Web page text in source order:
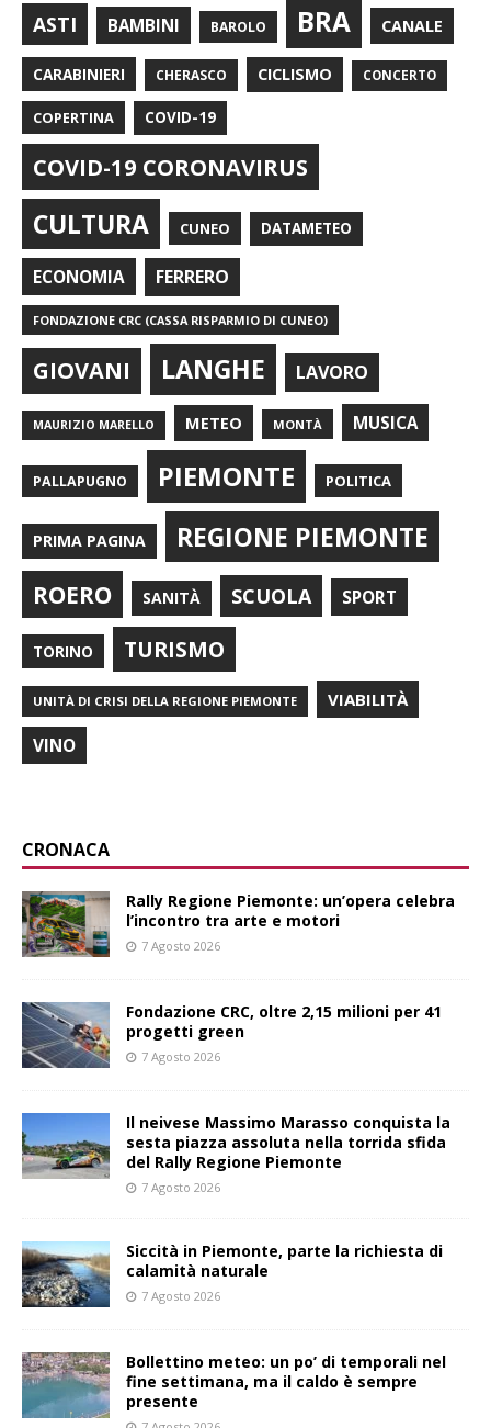
ASTI BAMBINI BAROLO BRA CANALE
CARABINIERI CHERASCO CICLISMO CONCERTO
COPERTINA COVID-19
COVID-19 CORONAVIRUS
CULTURA CUNEO DATAMETEO
ECONOMIA FERRERO
FONDAZIONE CRC (CASSA RISPARMIO DI CUNEO)
GIOVANI LANGHE LAVORO
MAURIZIO MARELLO METEO MONTÀ MUSICA
PALLAPUGNO PIEMONTE POLITICA
PRIMA PAGINA REGIONE PIEMONTE
ROERO SANITÀ SCUOLA SPORT
TORINO TURISMO
UNITÀ DI CRISI DELLA REGIONE PIEMONTE VIABILITÀ
VINO
CRONACA
Rally Regione Piemonte: un’opera celebra
l’incontro tra arte e motori
7 Agosto 2026
Fondazione CRC, oltre 2,15 milioni per 41
progetti green
7 Agosto 2026
Il neivese Massimo Marasso conquista la
sesta piazza assoluta nella torrida sfida
del Rally Regione Piemonte
7 Agosto 2026
Siccità in Piemonte, parte la richiesta di
calamità naturale
7 Agosto 2026
Bollettino meteo: un po’ di temporali nel
fine settimana, ma il caldo è sempre
presente